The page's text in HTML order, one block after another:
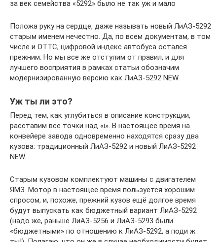
за век семейства «5292» было не так уж и мало
Положа руку на сердце, даже называть новый ЛиАЗ-5292
старым именем нечестно. Да, по всем документам, в том
числе и ОТТС, цифровой индекс автобуса остался
прежним. Но мы все же отступим от правил, и для
лучшего восприятия в рамках статьи обозначим
модернизированную версию как ЛиАЗ-5292 NEW.
Уж ты ли это?
Перед тем, как углубиться в описание конструкции,
расставим все точки над «i». В настоящее время на
конвейере завода одновременно находятся сразу два
кузова: традиционный ЛиАЗ-5292 и новый ЛиАЗ-5292
NEW.
Старым кузовом комплектуют машины с двигателем
ЯМЗ. Мотор в настоящее время пользуется хорошим
спросом, и, похоже, прежний кузов ещё долгое время
будут выпускать как бюджетный вариант ЛиАЗ-5292
(надо же, раньше ЛиАЗ-5256 и ЛиАЗ-5293 были
«бюджетными» по отношению к ЛиАЗ-5292, а поди ж